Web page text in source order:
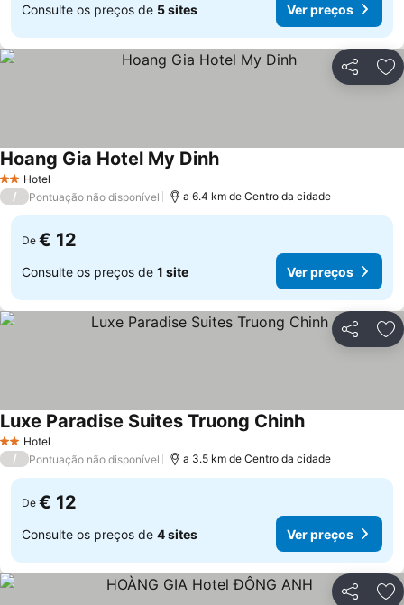
Consulte os preços de 5 sites Ver preços
Partilhar
2 Estrelas
Hotel
Hoang Gia Hotel My DinhVer preços
/ Pontuação não disponível a 6.4 km de Centro da cidade
De € 12
Consulte os preços de 1 site Ver preços
Partilhar
2 Estrelas
Hotel
Luxe Paradise Suites Truong ChinhVer preços
/ Pontuação não disponível a 3.5 km de Centro da cidade
De € 12
Consulte os preços de 4 sites Ver preços
Partilhar